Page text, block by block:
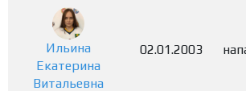
Ильина
Екатерина
Витальевна
02.01.2003